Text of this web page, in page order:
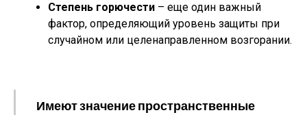
Степень горючести – еще один важный
фактор, определяющий уровень защиты при
случайном или целенаправленном возгорании.
Имеют значениепространственные